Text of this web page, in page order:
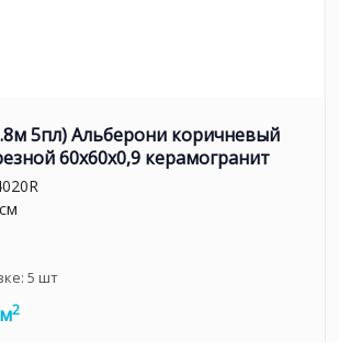
5пл) Альберони коричневый
60x60x0,9 керамогранит
5 шт
2